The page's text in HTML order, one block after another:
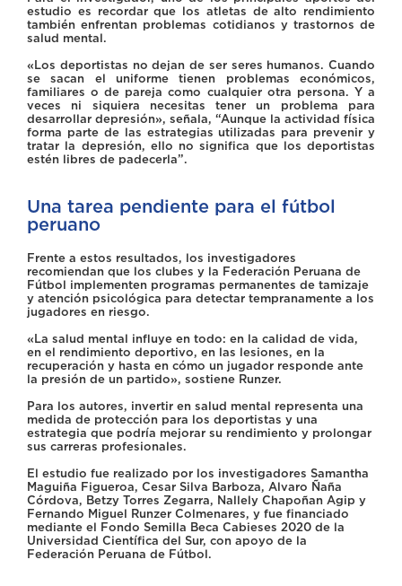
estudio es recordar que los atletas de alto rendimiento
también enfrentan problemas cotidianos y trastornos de
salud mental.
«Los deportistas no dejan de ser seres humanos. Cuando
se sacan el uniforme tienen problemas económicos,
familiares o de pareja como cualquier otra persona. Y a
veces ni siquiera necesitas tener un problema para
desarrollar depresión», señala, “Aunque la actividad física
forma parte de las estrategias utilizadas para prevenir y
tratar la depresión, ello no significa que los deportistas
estén libres de padecerla”.
Una tarea pendiente para el fútbol
peruano
Frente a estos resultados, los investigadores
recomiendan que los clubes y la Federación Peruana de
Fútbol implementen programas permanentes de tamizaje
y atención psicológica para detectar tempranamente a los
jugadores en riesgo.
«La salud mental influye en todo: en la calidad de vida,
en el rendimiento deportivo, en las lesiones, en la
recuperación y hasta en cómo un jugador responde ante
la presión de un partido», sostiene Runzer.
Para los autores, invertir en salud mental representa una
medida de protección para los deportistas y una
estrategia que podría mejorar su rendimiento y prolongar
sus carreras profesionales.
El estudio fue realizado por los investigadores Samantha
Maguiña Figueroa, Cesar Silva Barboza, Alvaro Ñaña
Córdova, Betzy Torres Zegarra, Nallely Chapoñan Agip y
Fernando Miguel Runzer Colmenares, y fue financiado
mediante el Fondo Semilla Beca Cabieses 2020 de la
Universidad Científica del Sur, con apoyo de la
Federación Peruana de Fútbol.